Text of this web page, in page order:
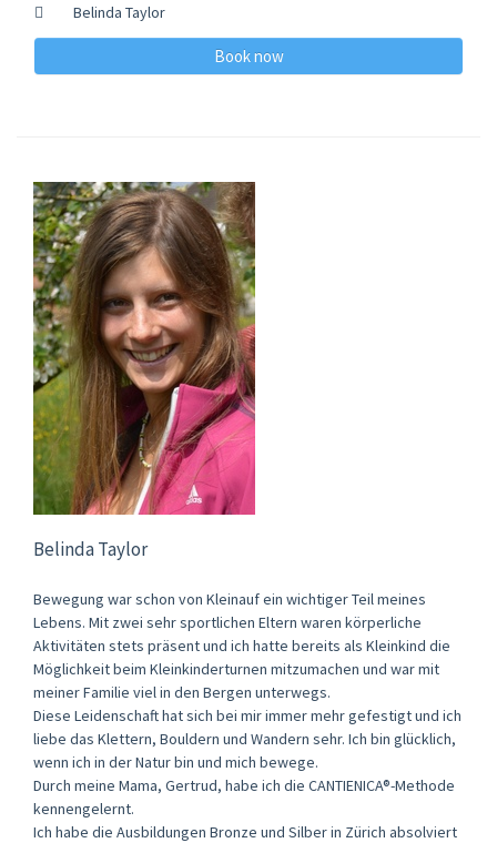
Belinda Taylor
Book now
Belinda Taylor
Bewegung war schon von Kleinauf ein wichtiger Teil meines
Lebens. Mit zwei sehr sportlichen Eltern waren körperliche
Aktivitäten stets präsent und ich hatte bereits als Kleinkind die
Möglichkeit beim Kleinkinderturnen mitzumachen und war mit
meiner Familie viel in den Bergen unterwegs.
Diese Leidenschaft hat sich bei mir immer mehr gefestigt und ich
liebe das Klettern, Bouldern und Wandern sehr. Ich bin glücklich,
wenn ich in der Natur bin und mich bewege.
Durch meine Mama, Gertrud, habe ich die CANTIENICA®-Methode
kennengelernt.
Ich habe die Ausbildungen Bronze und Silber in Zürich absolviert